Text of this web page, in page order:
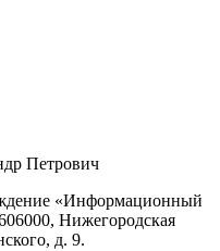
Петрович
«Информационный
Нижегородская
д. 9.